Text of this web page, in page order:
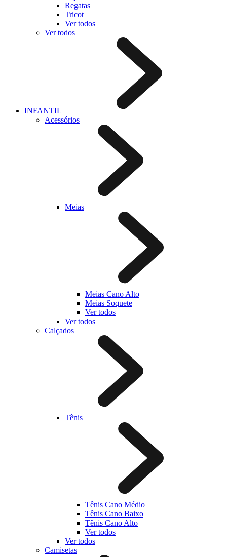
Regatas
Tricot
Ver todos
Ver todos
INFANTIL
Acessórios
Meias
Meias Cano Alto
Meias Soquete
Ver todos
Ver todos
Calçados
Tênis
Tênis Cano Médio
Tênis Cano Baixo
Tênis Cano Alto
Ver todos
Ver todos
Camisetas